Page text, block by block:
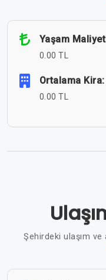
Yaşam
0.00 TL
Ortalama Kira:
0.00 TL
Şehirdeki ulaşım ve